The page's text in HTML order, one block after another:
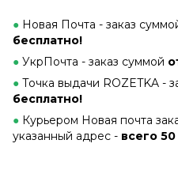
● Новая Почта - заказ
бесплатно!
● УкрПочта - заказ суммой
● Точка выдачи ROZETKA -
бесплатно!
● Курьером Новая почта
указанный адрес - всего